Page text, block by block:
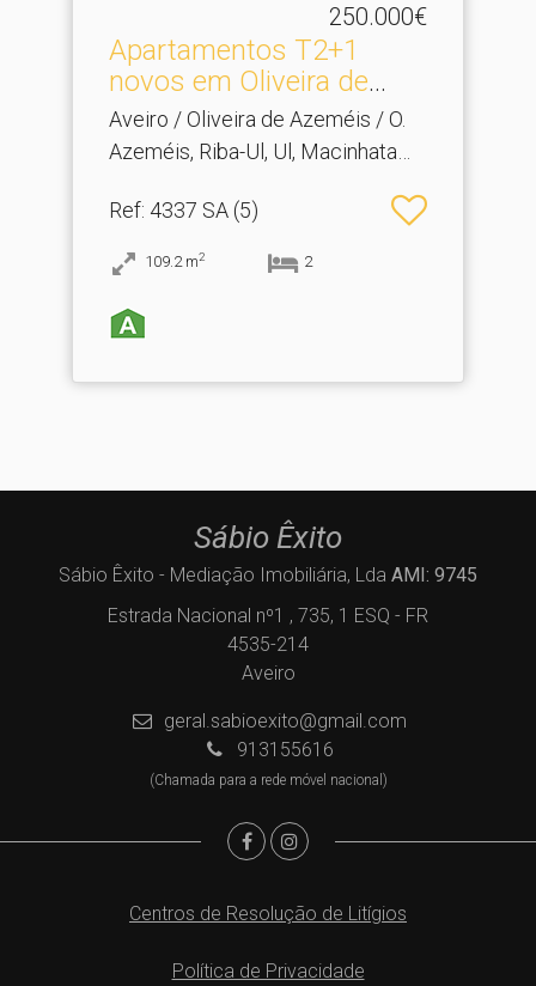
250.000€
Apartamentos T2+1
novos em Oliveira de
Azeméi.​..
Aveiro / Oliveira de Azeméis / O.
Azeméis, Riba-Ul, Ul, Macinhata
Ref: 4337 SA (5)
109.2 m2 2
Sábio Êxito
Sábio Êxito - Mediação Imobiliária, Lda AMI: 9745
Estrada Nacional nº1 , 735, 1 ESQ - FR
4535-214
Aveiro
geral.sabioexito@gmail.com
913155616
(Chamada para a rede móvel nacional)
Centros de Resolução de Litígios
Política de Privacidade